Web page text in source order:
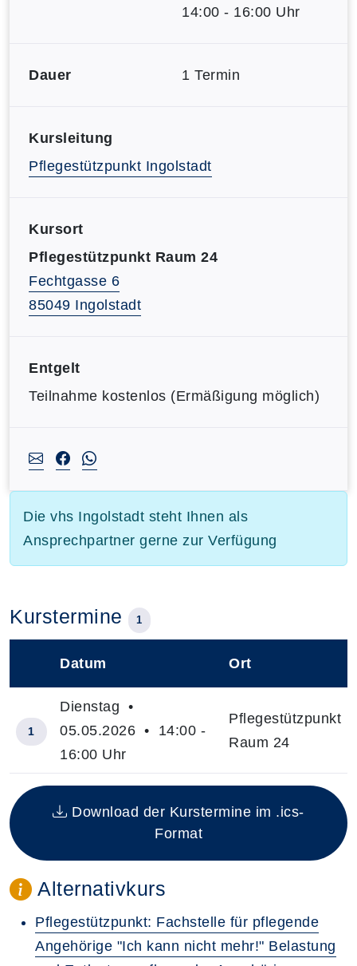
14:00 - 16:00 Uhr
Dauer 1 Termin
Kursleitung
Pflegestützpunkt Ingolstadt
Kursort
Pflegestützpunkt Raum 24
Fechtgasse 6
85049 Ingolstadt
Entgelt
Teilnahme kostenlos (Ermäßigung möglich)
Die vhs Ingolstadt steht Ihnen als
Ansprechpartner gerne zur Verfügung
Kurstermine 1
Insgesamt gibt es 1 Termine zum diesen Kurs
Datum Ort
1
Dienstag •
05.05.2026 • 14:00 -
16:00 Uhr
Pflegestützpunkt
Raum 24
Download der Kurstermine im .ics-
Format
Alternativkurs
Pflegestützpunkt: Fachstelle für pflegende
Angehörige "Ich kann nicht mehr!" Belastung